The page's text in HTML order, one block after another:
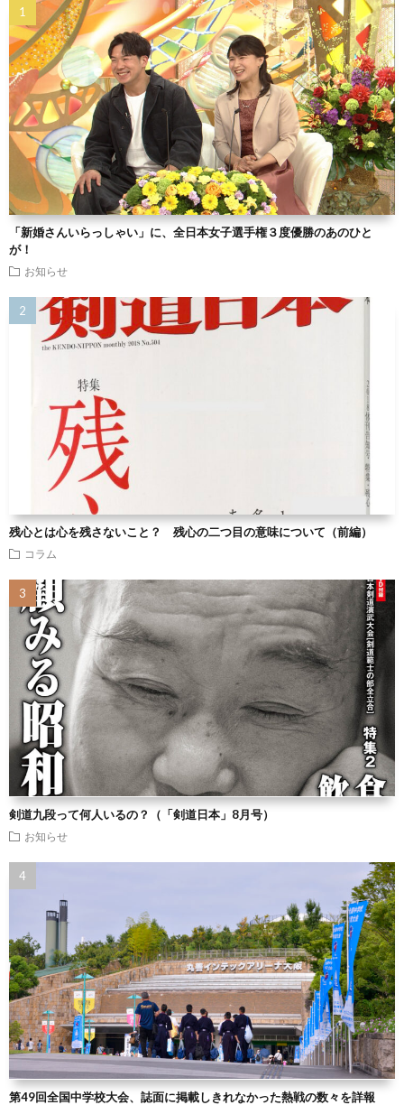
「新婚さんいらっしゃい」に、全日本女子選手権３度優勝のあのひと
が！
お知らせ
残心とは心を残さないこと？ 残心の二つ目の意味について（前編）
コラム
剣道九段って何人いるの？（「剣道日本」8月号）
お知らせ
第49回全国中学校大会、誌面に掲載しきれなかった熱戦の数々を詳報